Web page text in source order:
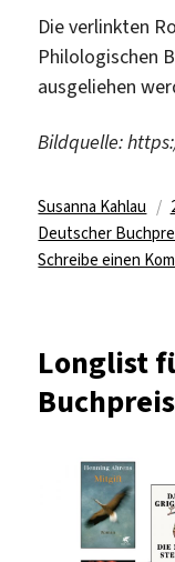
Die verlinkten
Philologischen
ausgeliehen
Bildquelle:
Autor
Susanna Kahlau
Deutscher
Schreibe einen
Longlist